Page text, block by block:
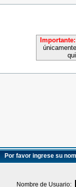
Importante:
Por favor ingrese su
Nombre de Usuario: